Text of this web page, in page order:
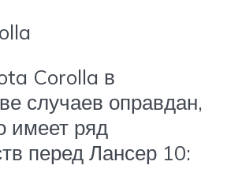
Corolla в
случаев оправдан,
имеет ряд
перед Лансер 10: